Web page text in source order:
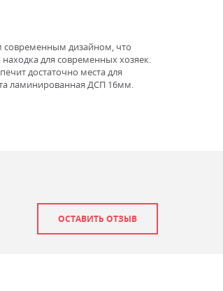
современным дизайном, что
для современных хозяек.
достаточно места для
ламинированная ДСП 16мм.
ОСТАВИТЬ ОТЗЫВ